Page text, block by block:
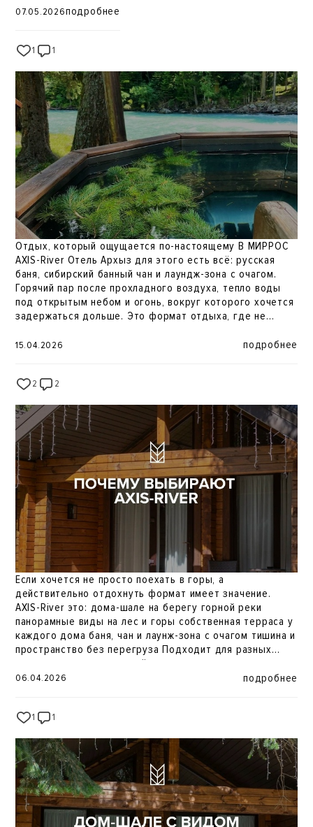
07.05.2026подробнее
1 1
15.04.2026 подробнее
Отдых, который ощущается по-настоящему В МИРРОС
AXIS-River Отель Архыз для этого есть всё: русская
баня, сибирский банный чан и лаундж-зона с очагом.
Горячий пар после прохладного воздуха, тепло воды
под открытым небом и огонь, вокруг которого хочется
задержаться дольше. Это формат отдыха, где не
наслаждаться моментом. Именно такие детали делают
2 2
06.04.2026 подробнее
Если хочется не просто поехать в горы, а
действительно отдохнуть формат имеет значение.
AXIS-River это: дома-шале на берегу горной реки
панорамные виды на лес и горы собственная терраса у
каждого дома баня, чан и лаунж-зона с очагом тишина и
пространство без перегруза Подходит для разных
сценариев: поездка вдвоём, выходные с друзьями или
семейный отдых. Это Архыз, в котором есть и природа,
1 1